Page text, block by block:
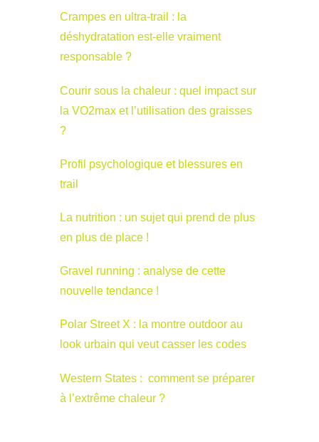
Crampes en ultra-trail : la
déshydratation est-elle vraiment
responsable ?
Courir sous la chaleur : quel impact sur
la VO2max et l’utilisation des graisses
?
Profil psychologique et blessures en
trail
La nutrition : un sujet qui prend de plus
en plus de place !
Gravel running : analyse de cette
nouvelle tendance !
Polar Street X : la montre outdoor au
look urbain qui veut casser les codes
Western States : comment se préparer
à l’extrême chaleur ?